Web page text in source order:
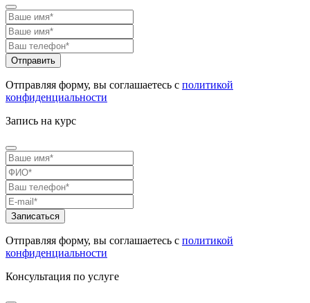
Отправляя форму, вы соглашаетесь с политикой
конфиденциальности
Запись на курс
Отправляя форму, вы соглашаетесь с политикой
конфиденциальности
Консультация по услуге